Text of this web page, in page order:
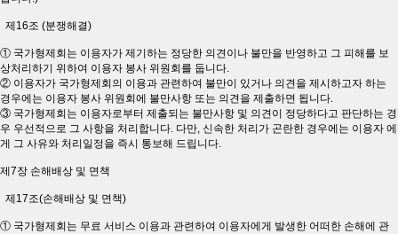
제16조 (분쟁해결)
① 국가형제회는 이용자가 제기하는 정당한 의견이나 불만을 반영하고 그 피해를 보
상처리하기 위하여 이용자 봉사 위원회를 둡니다.
② 이용자가 국가형제회의 이용과 관련하여 불만이 있거나 의견을 제시하고자 하는
경우에는 이용자 봉사 위원회에 불만사항 또는 의견을 제출하면 됩니다.
③ 국가형제회는 이용자로부터 제출되는 불만사항 및 의견이 정당하다고 판단하는 경
우 우선적으로 그 사항을 처리합니다. 다만, 신속한 처리가 곤란한 경우에는 이용자 에
게 그 사유와 처리일정을 즉시 통보해 드립니다.
제7장 손해배상 및 면책
제17조(손해배상 및 면책)
① 국가형제회는 무료 서비스 이용과 관련하여 이용자에게 발생한 어떠한 손해에 관